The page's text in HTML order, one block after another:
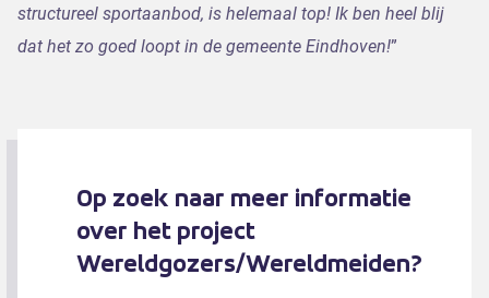
structureel sportaanbod, is helemaal top! Ik ben heel blij
dat het zo goed loopt in de gemeente Eindhoven!”
Op zoek naar meer informatie
over het project
Wereldgozers/Wereldmeiden?